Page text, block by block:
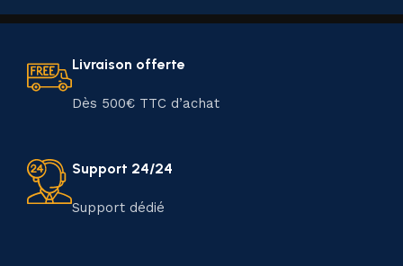
Livraison offerte
Dès 500€ TTC d’achat
Support 24/24
Support dédié